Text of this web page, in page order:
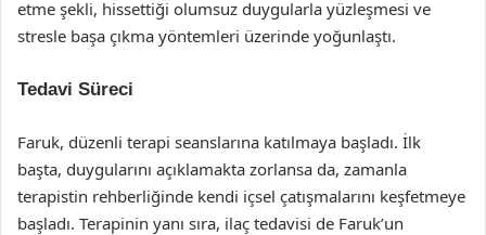
etme şekli, hissettiği olumsuz duygularla yüzleşmesi ve
stresle başa çıkma yöntemleri üzerinde yoğunlaştı.
Tedavi Süreci
Faruk, düzenli terapi seanslarına katılmaya başladı. İlk
başta, duygularını açıklamakta zorlansa da, zamanla
terapistin rehberliğinde kendi içsel çatışmalarını keşfetmeye
başladı. Terapinin yanı sıra, ilaç tedavisi de Faruk’un